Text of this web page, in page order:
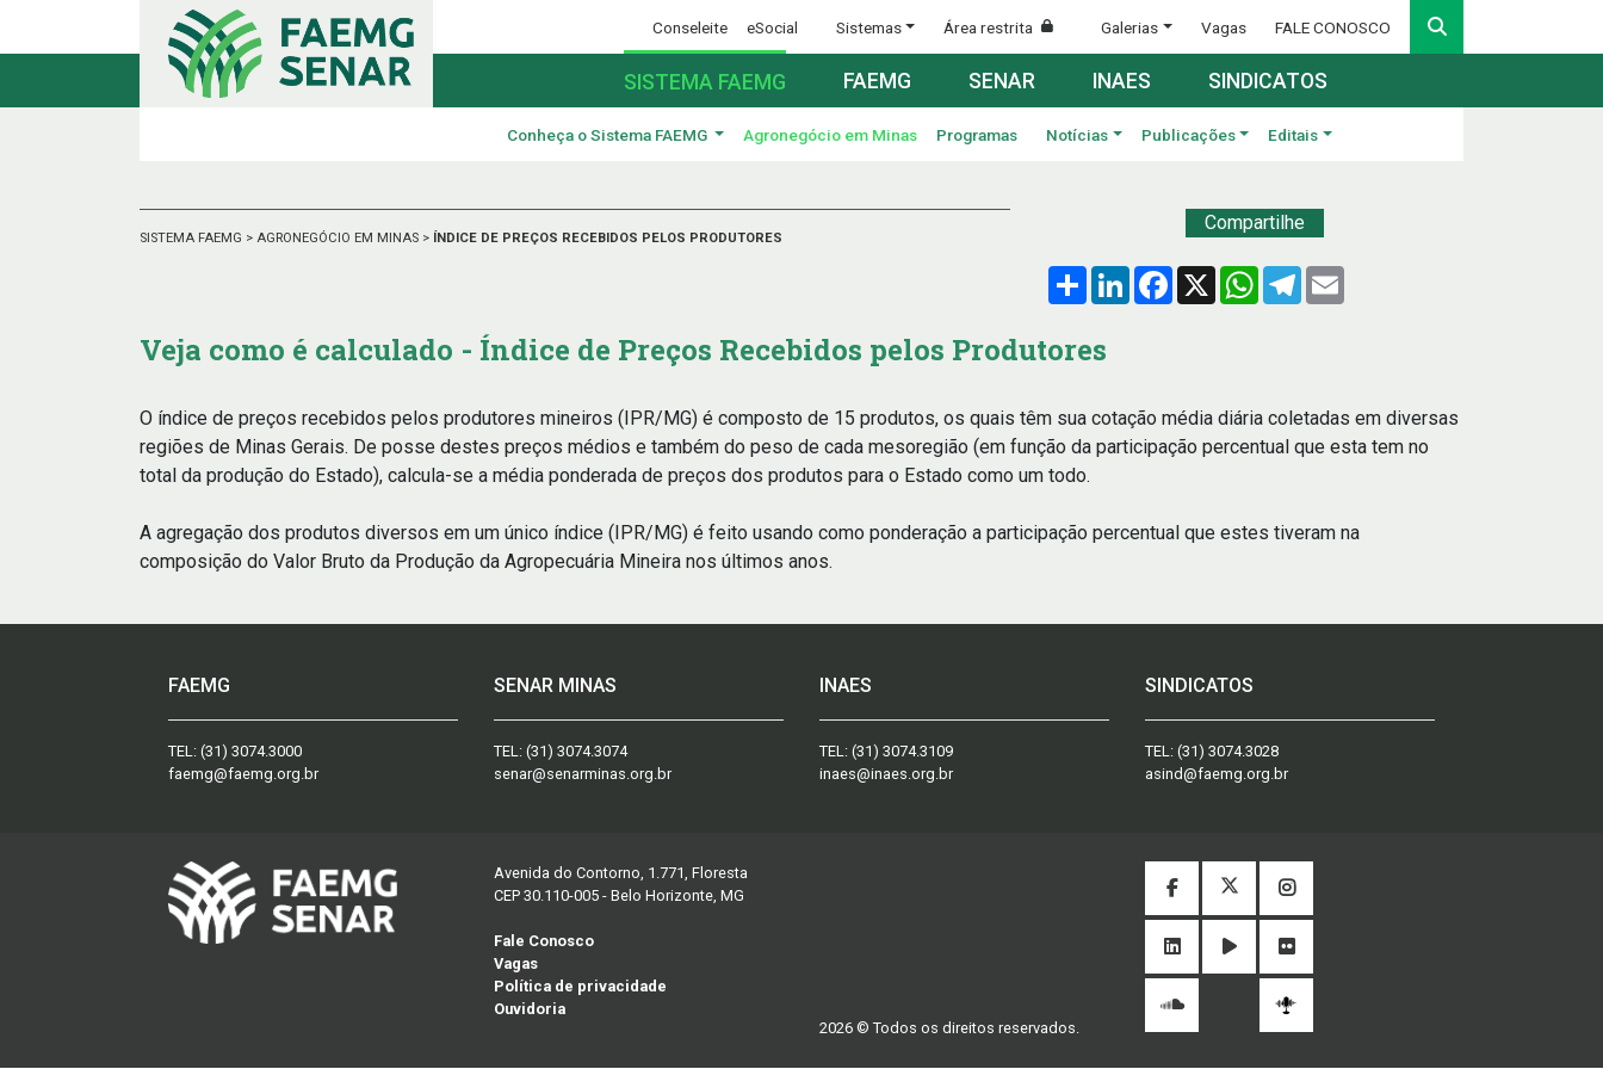
Conseleite eSocial Sistemas Área restrita Galerias Vagas FALE CONOSCO
SISTEMA FAEMG FAEMG SENAR INAES SINDICATOS
Conheça o Sistema FAEMG Agronegócio em Minas Programas Notícias Publicações Editais
SISTEMA FAEMG > AGRONEGÓCIO EM MINAS > ÍNDICE DE PREÇOS RECEBIDOS PELOS PRODUTORES
Compartilhe
Compartilhar
LinkedInFacebook
X WhatsApp
Telegram
Veja como é calculado - Índice de Preços Recebidos pelos Produtores
O índice de preços recebidos pelos produtores mineiros (IPR/MG) é composto de 15 produtos, os quais têm sua cotação média diária coletadas em diversas
regiões de Minas Gerais. De posse destes preços médios e também do peso de cada mesoregião (em função da participação percentual que esta tem no
total da produção do Estado), calcula-se a média ponderada de preços dos produtos para o Estado como um todo.
A agregação dos produtos diversos em um único índice (IPR/MG) é feito usando como ponderação a participação percentual que estes tiveram na
composição do Valor Bruto da Produção da Agropecuária Mineira nos últimos anos.
FAEMG
TEL: (31) 3074.3000
faemg@faemg.org.br
SENAR MINAS
TEL: (31) 3074.3074
senar@senarminas.org.br
INAES
TEL: (31) 3074.3109
inaes@inaes.org.br
SINDICATOS
TEL: (31) 3074.3028
asind@faemg.org.br
Avenida do Contorno, 1.771, Floresta
CEP 30.110-005 - Belo Horizonte, MG
Fale Conosco
Vagas
Política de privacidade
Ouvidoria
2026 © Todos os direitos reservados.